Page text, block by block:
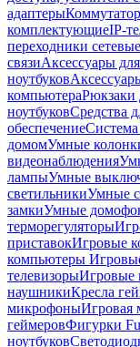
адаптеры
комплектующиеIP-
переходники сетевые
связиАксессуары
ноутбуков
компьютераРюкзаки
ноутбуковСредства
обеспечение
домомУмные
видеонаблюдения
лампыУмные
светильникиУмные
замкиУмные
терморегуляторы
приставокИгровые
компьютеры
телевизоры
наушникиКресла
микрофоныИгровая
геймеровФигурки
ноутбуков